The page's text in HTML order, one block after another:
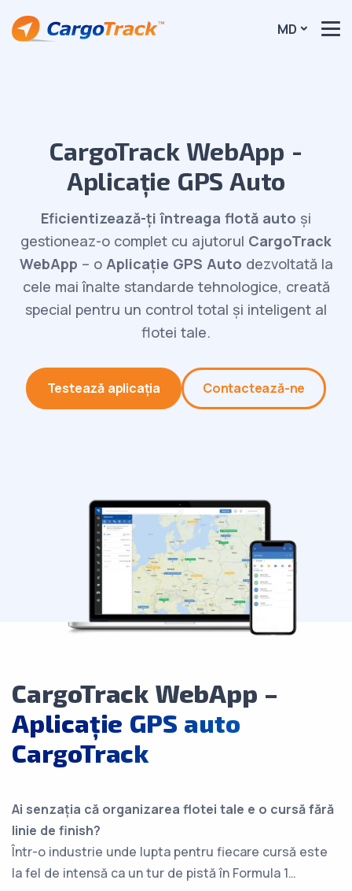
MD
CargoTrack WebApp -
Aplicație GPS Auto
Eficientizează-ți întreaga flotă auto și
gestioneaz-o complet cu ajutorul CargoTrack
WebApp – o Aplicație GPS Auto dezvoltată la
cele mai înalte standarde tehnologice, creată
special pentru un control total și inteligent al
flotei tale.
Testează aplicația Contactează-ne
CargoTrack WebApp –
Aplicație GPS auto
CargoTrack
Ai senzația că organizarea flotei tale e o cursă fără
linie de finish?
Într-o industrie unde lupta pentru fiecare cursă este
la fel de intensă ca un tur de pistă în Formula 1…